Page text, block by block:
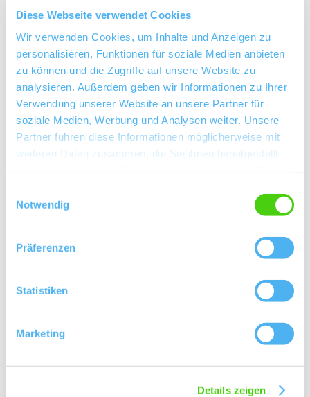
Diese Webseite verwendet Cookies
Wir verwenden Cookies, um Inhalte und Anzeigen zu
personalisieren, Funktionen für soziale Medien anbieten
zu können und die Zugriffe auf unsere Website zu
analysieren. Außerdem geben wir Informationen zu Ihrer
Verwendung unserer Website an unsere Partner für
soziale Medien, Werbung und Analysen weiter. Unsere
Partner führen diese Informationen möglicherweise mit
weiteren Daten zusammen, die Sie ihnen bereitgestellt
Notwendig
Präferenzen
Statistiken
Marketing
Details zeigen
Das Häuschen und der Wehrgang wurden optisch mit roter Farbe getrennt.
Kontakt